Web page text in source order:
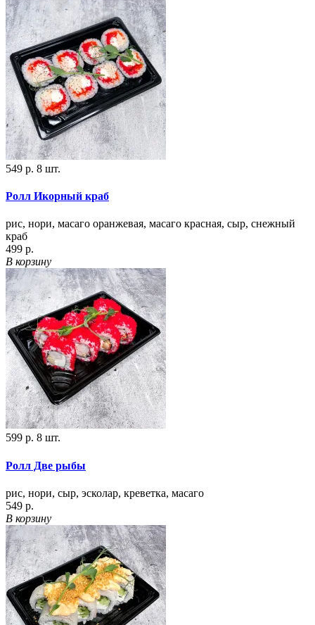
549 р. 8 шт.
Ролл Икорный краб
рис, нори, масаго оранжевая, масаго красная, сыр, снежный
краб
499 р.
В корзину
599 р. 8 шт.
Ролл Две рыбы
рис, нори, сыр, эсколар, креветка, масаго
549 р.
В корзину